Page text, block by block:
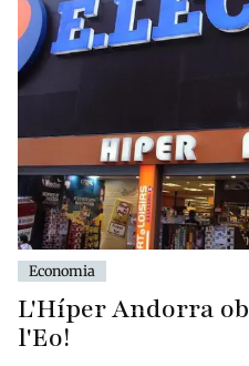
Economia
L'Híper Andorra
l'Eo!